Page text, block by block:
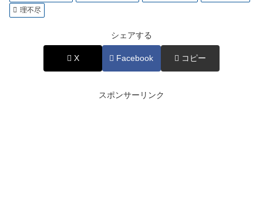
理不尽
シェアする
X Facebook コピー
スポンサーリンク